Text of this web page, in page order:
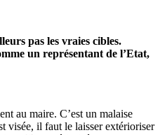
pas les vraies cibles.
un représentant de l’Etat,
au maire. C’est un malaise
visée, il faut le laisser extérioriser